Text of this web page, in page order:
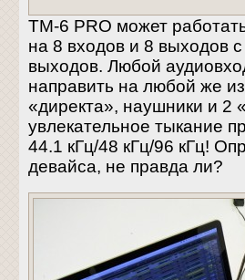
TM-6 PRO может
на 8 входов и 8 выходов
выходов. Любой
направить на любой же
«директа», наушники и 2
увлекательное тыкание
44.1 кГц/48 кГц/96 кГц!
девайса, не правда ли?